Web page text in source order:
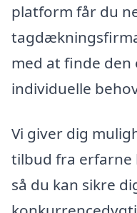
platform får du
med at finde
individuelle
Vi giver dig
tilbud fra
så du kan sikre